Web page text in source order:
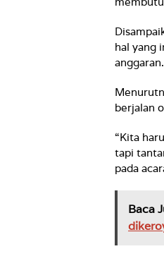
hal yang
anggaran.
berjalan
“Kita
tapi
pada
Baca